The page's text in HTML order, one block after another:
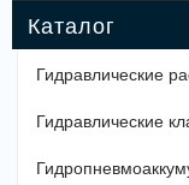
Гидравлические
Гидравлические